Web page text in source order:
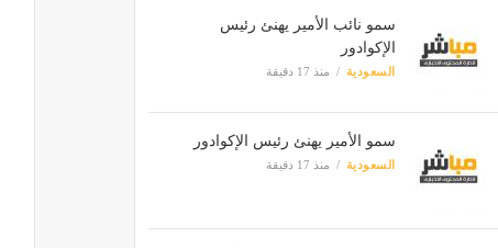
سمو نائب الأمير يهنئ رئيس
الإكوادور
السعودية منذ 17 دقيقة
سمو الأمير يهنئ رئيس الإكوادور
السعودية منذ 17 دقيقة